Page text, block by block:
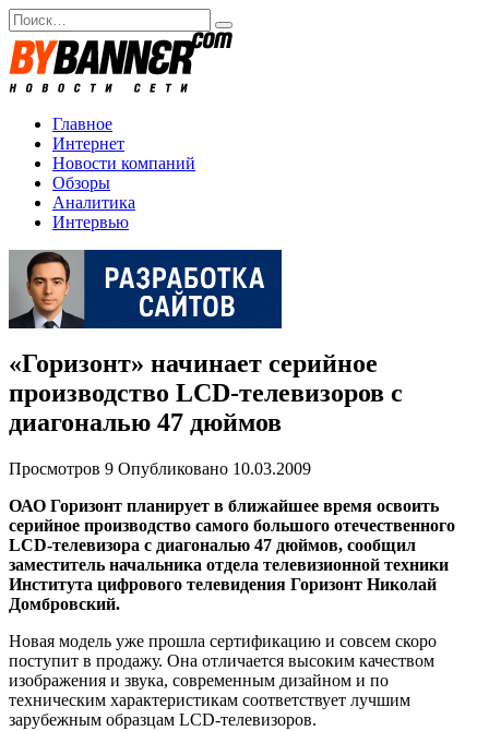
Перейти
к
содержанию
Search
for:
Главное
Интернет
Новости компаний
Обзоры
Аналитика
Интервью
«Горизонт» начинает серийное
производство LCD-телевизоров с
диагональю 47 дюймов
Просмотров 9 Опубликовано 10.03.2009
ОАО Горизонт планирует в ближайшее время освоить
серийное производство самого большого отечественного
LCD-телевизора с диагональю 47 дюймов, сообщил
заместитель начальника отдела телевизионной техники
Института цифрового телевидения Горизонт Николай
Домбровский.
Новая модель уже прошла сертификацию и совсем скоро
поступит в продажу. Она отличается высоким качеством
изображения и звука, современным дизайном и по
техническим характеристикам соответствует лучшим
зарубежным образцам LCD-телевизоров.